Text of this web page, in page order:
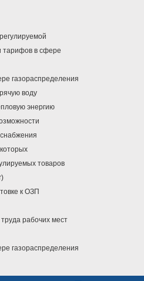
тарифов в сфере
газораспределения
воду
энергию
товаров
к ОЗП
рабочих мест
газораспределения